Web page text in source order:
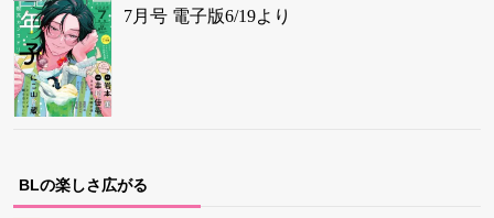
7月号 電子版6/19より
BLの楽しさ広がる